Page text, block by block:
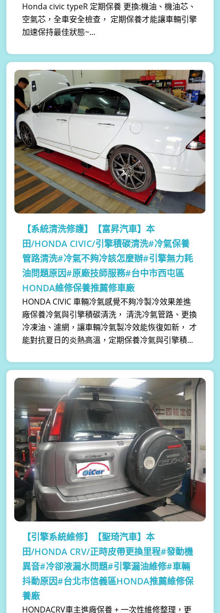
Honda civic typeR 定期保養 更換:機油、機油芯、
空氣芯，全車安全檢查， 定期保養才能讓車輛引擎
加速保持最佳狀態~...
【系統清洗修護】
【富昇汽車】本
田/HONDA CIVIC/引擎積碳清洗#冷氣保養
管路清洗#冷氣不夠冷該怎麼辦#引擎無力耗
油問題原因#原廠技師服務#台中市西屯區
HONDA維修保養推薦修車廠
HONDA CIVIC 車輛冷氣感覺不夠冷製冷效果差進
廠保養冷氣與引擎積碳清洗， 清洗冷氣管路、更換
冷凍油、濾網，讓車輛冷氣製冷效能恢復如新， 才
能對抗夏日的炎熱高溫，定期保養冷氣與引擎積...
【引擎系統維修】
【聖琦汽車】本
田/HONDA CRV/正時皮帶更換里程#發動機
異音#冷卻液漏水問題#引擎漏油維修#車輛
抖動原因#台北市信義區HONDA推薦維修保
養廠
HONDACRV車主進廠保養 + 一次性維修整理，更